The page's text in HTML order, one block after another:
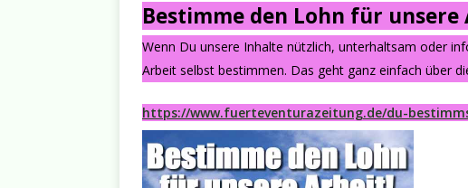
Bestimme den Lohn für unsere
Wenn Du unsere Inhalte nützlich, unterhaltsam oder
Arbeit selbst bestimmen. Das geht ganz einfach über
https://www.fuerteventurazeitung.de/du-